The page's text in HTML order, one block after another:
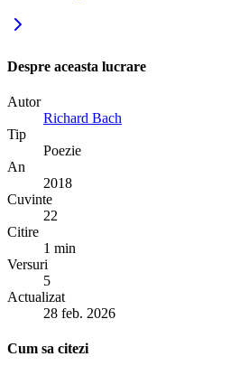
Despre aceasta lucrare
Autor
Richard Bach
Tip
Poezie
An
2018
Cuvinte
22
Citire
1 min
Versuri
5
Actualizat
28 feb. 2026
Cum sa citezi